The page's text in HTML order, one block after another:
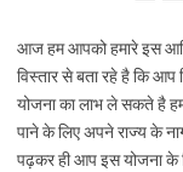
आज हम आपको हमारे इस
विस्तार से बता रहे है कि
योजना का लाभ ले सकते है
पाने के लिए अपने राज्य के
पढ़कर ही आप इस योजना के